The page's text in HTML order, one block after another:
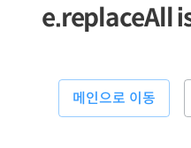
e.replaceAll
메인으로 이동